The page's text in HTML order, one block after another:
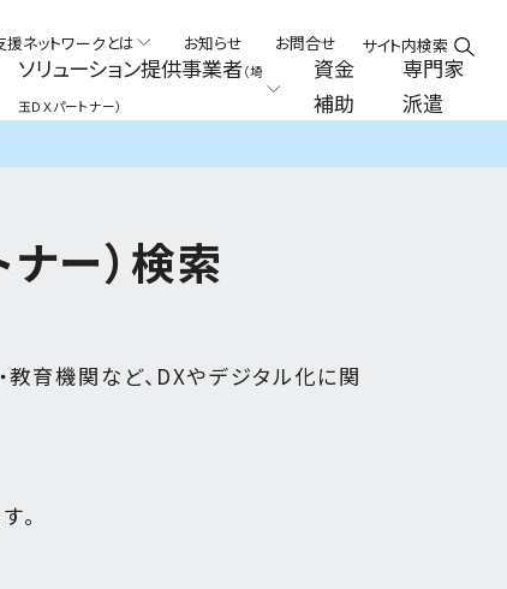
ソリューション提供事業者（埼
玉ＤＸパートナー）
資金
補助
専門家
派遣
ネットワークとは お知らせ お問合せ サイト内検索
ー）検索
教育機関など、DXやデジタル化に関
。